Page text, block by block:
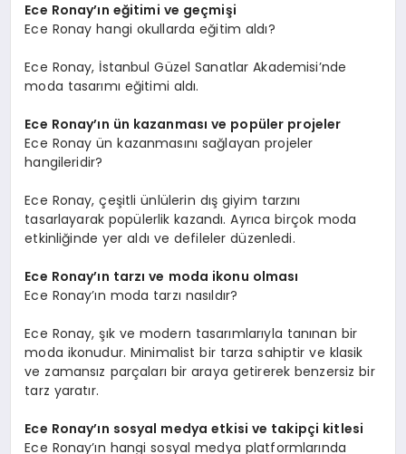
Ece Ronay’ın eğitimi ve geçmişi
Ece Ronay hangi okullarda eğitim aldı?
Ece Ronay, İstanbul Güzel Sanatlar Akademisi’nde
moda tasarımı eğitimi aldı.
Ece Ronay’ın ün kazanması ve popüler projeler
Ece Ronay ün kazanmasını sağlayan projeler
hangileridir?
Ece Ronay, çeşitli ünlülerin dış giyim tarzını
tasarlayarak popülerlik kazandı. Ayrıca birçok moda
etkinliğinde yer aldı ve defileler düzenledi.
Ece Ronay’ın tarzı ve moda ikonu olması
Ece Ronay’ın moda tarzı nasıldır?
Ece Ronay, şık ve modern tasarımlarıyla tanınan bir
moda ikonudur. Minimalist bir tarza sahiptir ve klasik
ve zamansız parçaları bir araya getirerek benzersiz bir
tarz yaratır.
Ece Ronay’ın sosyal medya etkisi ve takipçi kitlesi
Ece Ronay’ın hangi sosyal medya platformlarında